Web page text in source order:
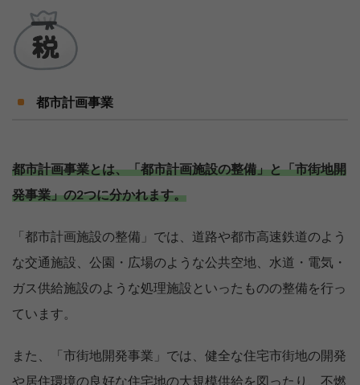
都市計画事業
都市計画事業とは、「都市計画施設の整備」と「市街地開
発事業」の2つに分かれます。
「都市計画施設の整備」では、道路や都市高速鉄道のよう
な交通施設、公園・広場のような公共空地、水道・電気・
ガス供給施設のような処理施設といったものの整備を行っ
ています。
また、「市街地開発事業」では、健全な住宅市街地の開発
や居住環境の良好な住宅地の大規模供給を図ったり、不燃